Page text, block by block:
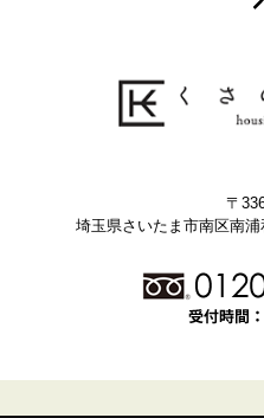
〒
埼玉県さいたま市南区南